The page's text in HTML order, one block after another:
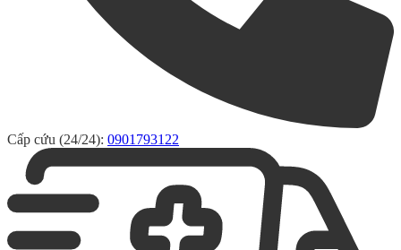
Cấp cứu (24/24): 0901793122